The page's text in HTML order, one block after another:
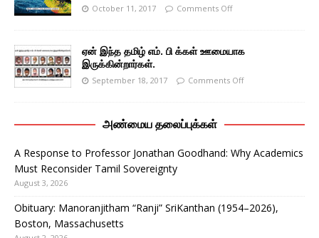
October 11, 2017 Comments Off
ஏன் இந்த தமிழ் எம். பி க்கள் ஊமையாக
இருக்கின்றார்கள்.
September 18, 2017 Comments Off
அண்மைய தலைப்புக்கள்
A Response to Professor Jonathan Goodhand: Why Academics
Must Reconsider Tamil Sovereignty
August 3, 2026
Obituary: Manoranjitham “Ranji” SriKanthan (1954–2026),
Boston, Massachusetts